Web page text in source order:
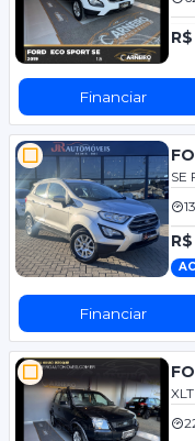
Financiar
SE
Financiar